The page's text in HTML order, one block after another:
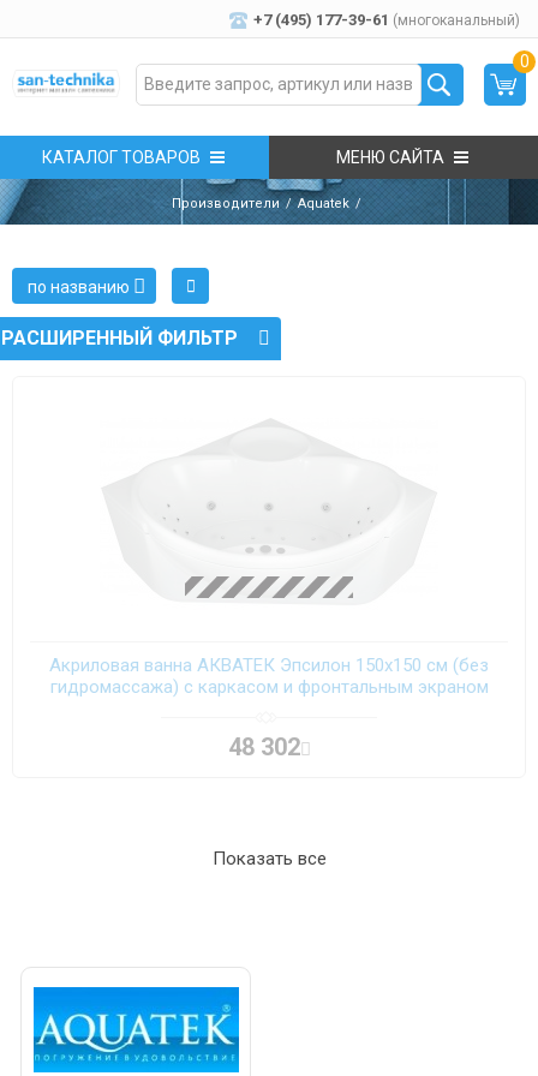
+7 (495) 177-39-61 (многоканальный)
0
КАТАЛОГ ТОВАРОВ МЕНЮ САЙТА
Производители Aquatek
РАСШИРЕННЫЙ ФИЛЬТР
по названию
Акриловая ванна АКВАТЕК Эпсилон 150х150 см (без
гидромассажа) с каркасом и фронтальным экраном
48 302
Показать все